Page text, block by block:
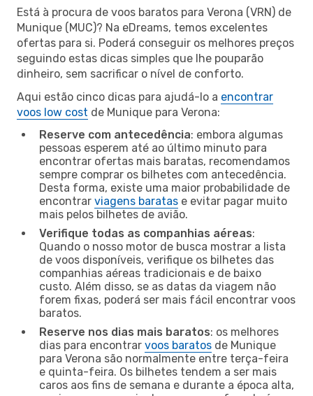
Está à procura de voos baratos para Verona (VRN) de
Munique (MUC)? Na eDreams, temos excelentes
ofertas para si. Poderá conseguir os melhores preços
seguindo estas dicas simples que lhe pouparão
dinheiro, sem sacrificar o nível de conforto.
Aqui estão cinco dicas para ajudá-lo a encontrar
voos low cost de Munique para Verona:
Reserve com antecedência: embora algumas
pessoas esperem até ao último minuto para
encontrar ofertas mais baratas, recomendamos
sempre comprar os bilhetes com antecedência.
Desta forma, existe uma maior probabilidade de
encontrar viagens baratas e evitar pagar muito
mais pelos bilhetes de avião.
Verifique todas as companhias aéreas:
Quando o nosso motor de busca mostrar a lista
de voos disponíveis, verifique os bilhetes das
companhias aéreas tradicionais e de baixo
custo. Além disso, se as datas da viagem não
forem fixas, poderá ser mais fácil encontrar voos
baratos.
Reserve nos dias mais baratos: os melhores
dias para encontrar voos baratos de Munique
para Verona são normalmente entre terça-feira
e quinta-feira. Os bilhetes tendem a ser mais
caros aos fins de semana e durante a época alta,